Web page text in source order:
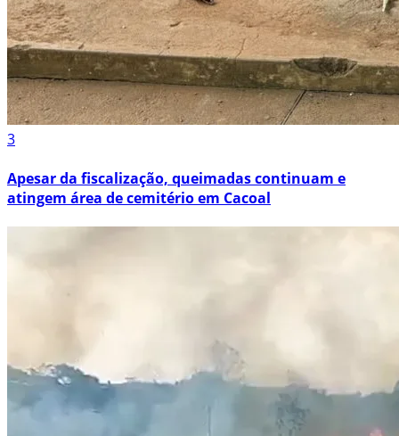
3
Apesar da fiscalização, queimadas continuam e
atingem área de cemitério em Cacoal